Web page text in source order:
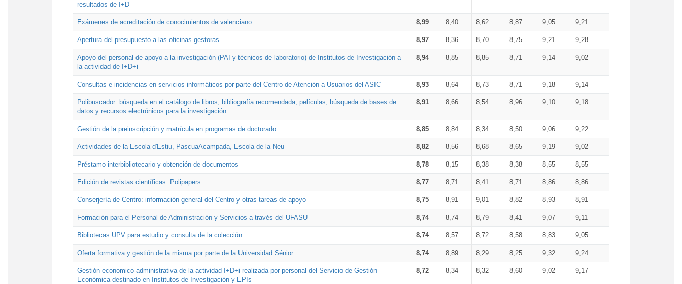
resultados de I+D
Exámenes de acreditación de conocimientos de valenciano 8,99 8,40 8,62 8,87 9,05 9,21
Apertura del presupuesto a las oficinas gestoras 8,97 8,36 8,70 8,75 9,21 9,28
Apoyo del personal de apoyo a la investigación (PAI y técnicos de laboratorio) de Institutos de Investigación a
la actividad de I+D+i
8,94 8,85 8,85 8,71 9,14 9,02
Consultas e incidencias en servicios informáticos por parte del Centro de Atención a Usuarios del ASIC 8,93 8,64 8,73 8,71 9,18 9,14
Polibuscador: búsqueda en el catálogo de libros, bibliografía recomendada, películas, búsqueda de bases de
datos y recursos electrónicos para la investigación
8,91 8,66 8,54 8,96 9,10 9,18
Gestión de la preinscripción y matrícula en programas de doctorado 8,85 8,84 8,34 8,50 9,06 9,22
Actividades de la Escola d'Estiu, PascuaAcampada, Escola de la Neu 8,82 8,56 8,68 8,65 9,19 9,02
Préstamo interbibliotecario y obtención de documentos 8,78 8,15 8,38 8,38 8,55 8,55
Edición de revistas científicas: Polipapers 8,77 8,71 8,41 8,71 8,86 8,86
Conserjería de Centro: información general del Centro y otras tareas de apoyo 8,75 8,91 9,01 8,82 8,93 8,91
Formación para el Personal de Administración y Servicios a través del UFASU 8,74 8,74 8,79 8,41 9,07 9,11
Bibliotecas UPV para estudio y consulta de la colección 8,74 8,57 8,72 8,58 8,83 9,05
Oferta formativa y gestión de la misma por parte de la Universidad Sénior 8,74 8,89 8,29 8,25 9,32 9,24
Gestión economico-administrativa de la actividad I+D+i realizada por personal del Servicio de Gestión
Económica destinado en Institutos de Investigación y EPIs
8,72 8,34 8,32 8,60 9,02 9,17